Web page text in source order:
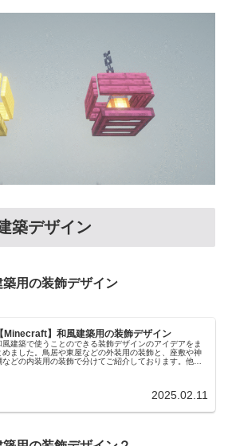
築デザイン
築用の装飾デザイン
【Minecraft】和風建築用の装飾デザイン
風建築で使うことのできる装飾デザインのアイデアをま
めました。鳥居や東屋などの外装用の装飾と、座敷や神
などの内装用の装飾で分けてご紹介しております。他に
2025.02.11